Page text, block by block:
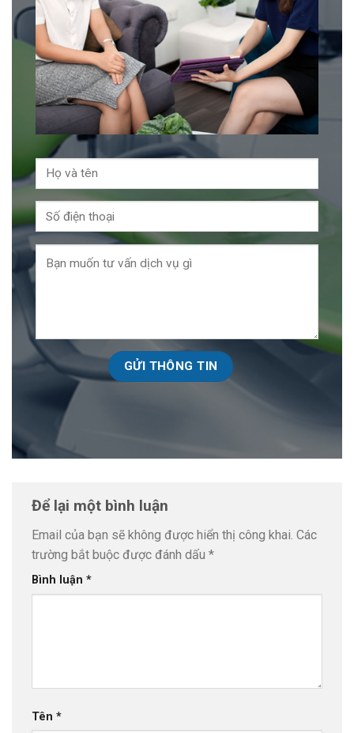
Để lại một bình luận
Email của bạn sẽ không được hiển thị công khai. Các
trường bắt buộc được đánh dấu *
Bình luận *
Tên *